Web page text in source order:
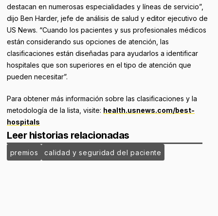
Leer historias relacionadas
premios calidad y seguridad del paciente
destacan en numerosas especialidades y líneas de servicio”,
dijo Ben Harder, jefe de análisis de salud y editor ejecutivo de
US News. “Cuando los pacientes y sus profesionales médicos
están considerando sus opciones de atención, las
clasificaciones están diseñadas para ayudarlos a identificar
hospitales que son superiores en el tipo de atención que
pueden necesitar”.
Para obtener más información sobre las clasificaciones y la
metodología de la lista, visite: health.usnews.com/best-
hospitals